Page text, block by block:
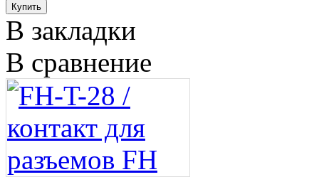
В закладки
В сравнение